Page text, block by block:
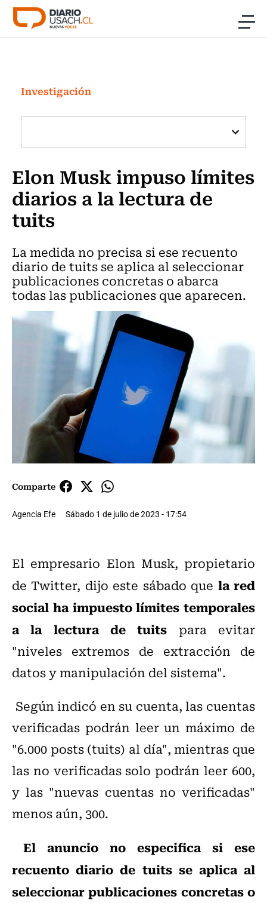
Click acá para ir directamente al contenido
Investigación
Cultura
Programas Radio y TV Usach
Investigación
Elon Musk impuso límites
diarios a la lectura de
tuits
La medida no precisa si ese recuento
diario de tuits se aplica al seleccionar
publicaciones concretas o abarca
todas las publicaciones que aparecen.
Comparte
Agencia Efe Sábado 1 de julio de 2023 - 17:54
El empresario Elon Musk, propietario
de Twitter, dijo este sábado que la red
social ha impuesto límites temporales
a la lectura de tuits para evitar
"niveles extremos de extracción de
datos y manipulación del sistema".
Según indicó en su cuenta, las cuentas
verificadas podrán leer un máximo de
"6.000 posts (tuits) al día", mientras que
las no verificadas solo podrán leer 600,
y las "nuevas cuentas no verificadas"
menos aún, 300.
El anuncio no especifica si ese
recuento diario de tuits se aplica al
seleccionar publicaciones concretas o